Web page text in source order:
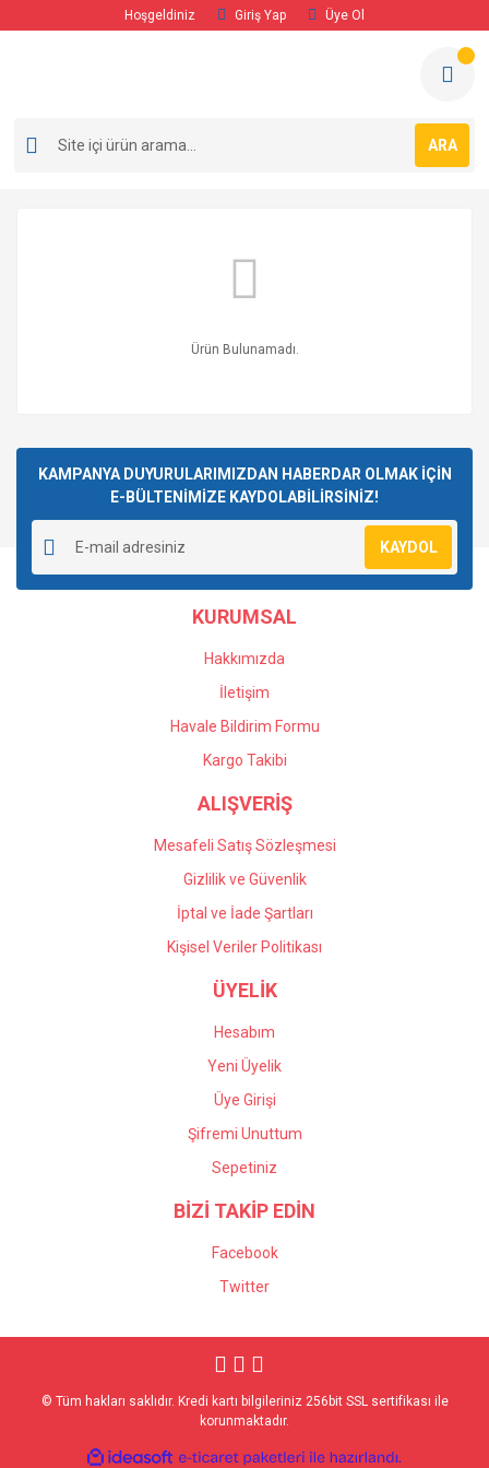
Hoşgeldiniz Giriş Yap Üye Ol
ARA
Ürün Bulunamadı.
KAMPANYA DUYURULARIMIZDAN HABERDAR OLMAK İÇİN
E-BÜLTENİMİZE KAYDOLABİLİRSİNİZ!
KAYDOL
KURUMSAL
Hakkımızda
İletişim
Havale Bildirim Formu
Kargo Takibi
ALIŞVERİŞ
Mesafeli Satış Sözleşmesi
Gizlilik ve Güvenlik
İptal ve İade Şartları
Kişisel Veriler Politikası
ÜYELİK
Hesabım
Yeni Üyelik
Üye Girişi
Şifremi Unuttum
Sepetiniz
BİZİ TAKİP EDİN
Facebook
Twitter
© Tüm hakları saklıdır. Kredi kartı bilgileriniz 256bit SSL sertifikası ile
korunmaktadır.
ideasoft e-